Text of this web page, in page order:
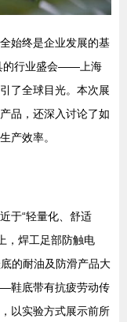
始终是企业发展的基
的行业盛会——上海
了全球目光。本次展
品，还深入讨论了如
产效率。
于“轻量化、舒适
，焊工足部防触电
的耐油及防滑产品大
鞋底带有抗疲劳动传
以实验方式展示前所